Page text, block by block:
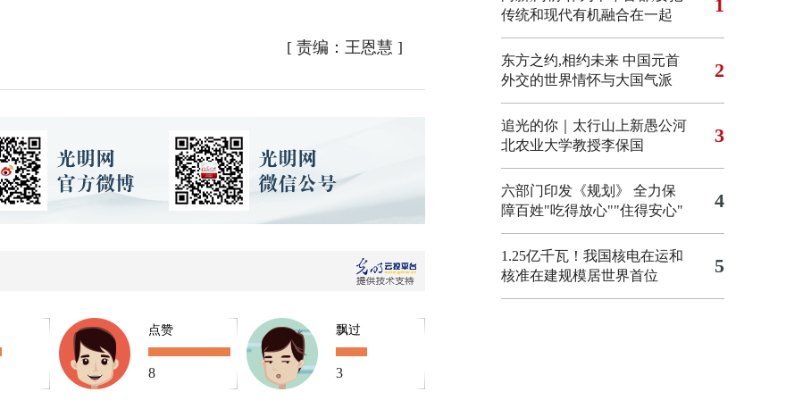
[ 责编：王恩慧 ]
点赞
8
飘过
3
传统和现代有机融合在一起
1
东方之约,相约未来 中国元首
外交的世界情怀与大国气派
2
追光的你｜太行山上新愚公河
北农业大学教授李保国
3
六部门印发《规划》 全力保
障百姓"吃得放心""住得安心"
4
1.25亿千瓦！我国核电在运和
核准在建规模居世界首位
5